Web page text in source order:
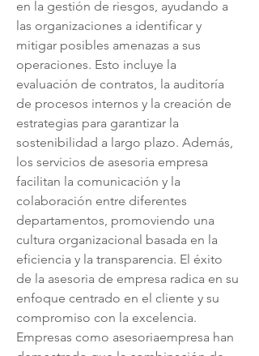
en la gestión de riesgos, ayudando a
las organizaciones a identificar y
mitigar posibles amenazas a sus
operaciones. Esto incluye la
evaluación de contratos, la auditoría
de procesos internos y la creación de
estrategias para garantizar la
sostenibilidad a largo plazo. Además,
los servicios de asesoria empresa
facilitan la comunicación y la
colaboración entre diferentes
departamentos, promoviendo una
cultura organizacional basada en la
eficiencia y la transparencia. El éxito
de la asesoria de empresa radica en su
enfoque centrado en el cliente y su
compromiso con la excelencia.
Empresas como asesoriaempresa han